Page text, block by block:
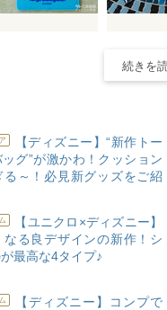
続きを
【ディズニー】“新作トー
ッグ”が激かわ！クッション
る～！必見新グッズをご紹
【ユニクロ×ディズニー】
なる良デザインの新作！シ
最高な4タイプ♪
【ディズニー】コンプで